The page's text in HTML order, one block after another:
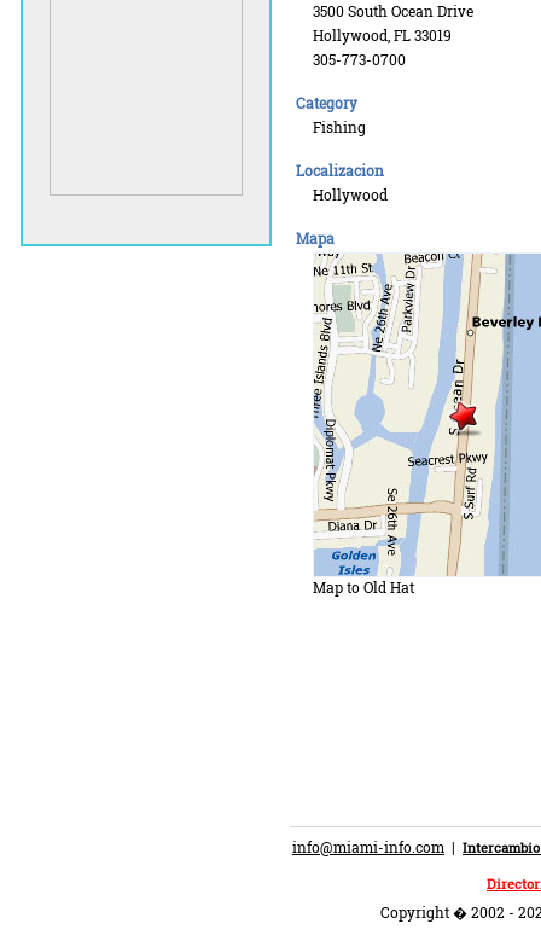
3500 South Ocean Drive
Hollywood, FL 33019
305-773-0700
Category
Fishing
Localizacion
Hollywood
Mapa
Map to Old Hat
info@miami-info.com |
Copyright � 2002 -